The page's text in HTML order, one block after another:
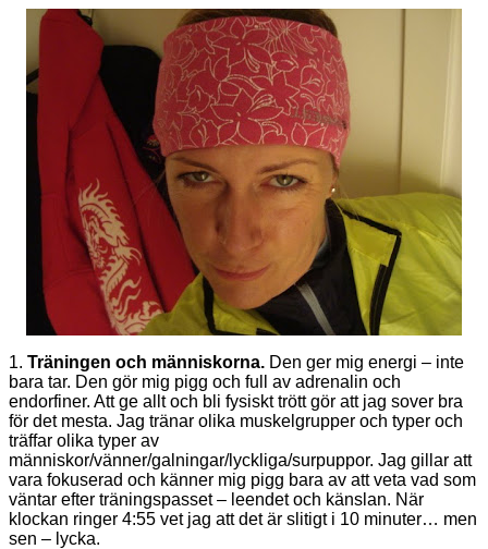
1. Träningen och människorna. Den ger mig energi – inte
bara tar. Den gör mig pigg och full av adrenalin och
endorfiner. Att ge allt och bli fysiskt trött gör att jag sover bra
för det mesta. Jag tränar olika muskelgrupper och typer och
träffar olika typer av
människor/vänner/galningar/lyckliga/surpuppor. Jag gillar att
vara fokuserad och känner mig pigg bara av att veta vad som
väntar efter träningspasset – leendet och känslan. När
klockan ringer 4:55 vet jag att det är slitigt i 10 minuter… men
sen – lycka.